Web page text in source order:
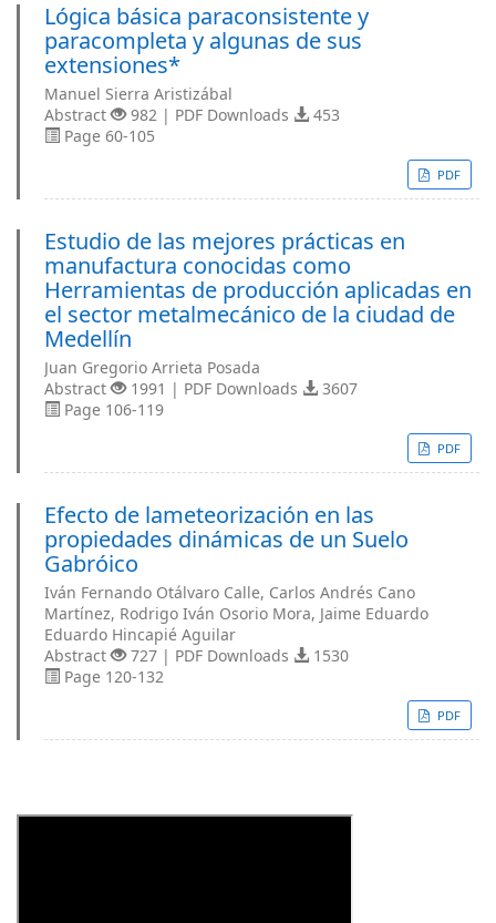
Lógica básica paraconsistente y
paracompleta y algunas de sus
extensiones*
Manuel Sierra Aristizábal
Abstract
982 | PDF Downloads
453
Page 60-105
PDF
Estudio de las mejores prácticas en
manufactura conocidas como
Herramientas de producción aplicadas en
el sector metalmecánico de la ciudad de
Medellín
Juan Gregorio Arrieta Posada
Abstract
1991 | PDF Downloads
3607
Page 106-119
PDF
Efecto de lameteorización en las
propiedades dinámicas de un Suelo
Gabróico
Iván Fernando Otálvaro Calle, Carlos Andrés Cano
Martínez, Rodrigo Iván Osorio Mora, Jaime Eduardo
Eduardo Hincapié Aguilar
Abstract
727 | PDF Downloads
1530
Page 120-132
PDF